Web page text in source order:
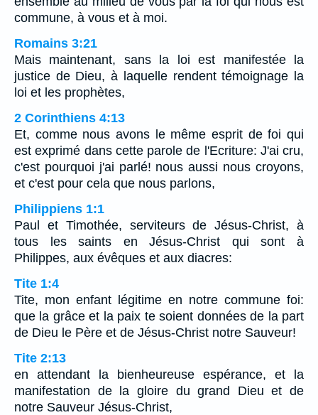
commune, à vous et à moi.
Romains 3:21
Mais maintenant, sans la loi est manifestée la
justice de Dieu, à laquelle rendent témoignage la
loi et les prophètes,
2 Corinthiens 4:13
Et, comme nous avons le même esprit de foi qui
est exprimé dans cette parole de l'Ecriture: J'ai cru,
c'est pourquoi j'ai parlé! nous aussi nous croyons,
et c'est pour cela que nous parlons,
Philippiens 1:1
Paul et Timothée, serviteurs de Jésus-Christ, à
tous les saints en Jésus-Christ qui sont à
Philippes, aux évêques et aux diacres:
Tite 1:4
Tite, mon enfant légitime en notre commune foi:
que la grâce et la paix te soient données de la part
de Dieu le Père et de Jésus-Christ notre Sauveur!
Tite 2:13
en attendant la bienheureuse espérance, et la
manifestation de la gloire du grand Dieu et de
notre Sauveur Jésus-Christ,